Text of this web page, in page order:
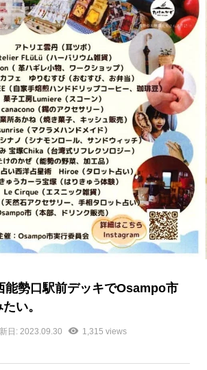
能勢口駅前デッキでOsampo市
い。
日: 2023.09.30 1,315 views